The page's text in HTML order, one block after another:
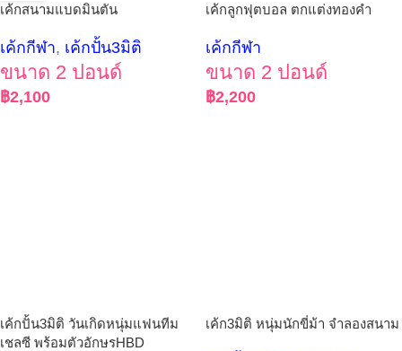
เค้กสนามแบดมินตัน
เค้กกีฬา, เค้กปั้น3มิติ
ขนาด 2 ปอนด์
฿2,100
เค้กลูกฟุตบอล ตกแต่งทองคำ
เค้กกีฬา
ขนาด 2 ปอนด์
฿2,200
เค้กปั้น3มิติ วันเกิดหนุ่มแฟนทีม
เชลซี พร้อมตัวอักษรHBD
เค้ก3มิติ หนุ่มนักขี่ม้า จำลองสนาม